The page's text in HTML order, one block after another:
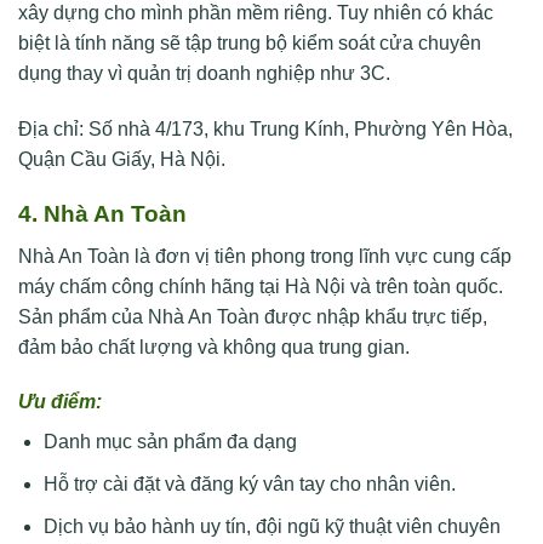
xây dựng cho mình phần mềm riêng. Tuy nhiên có khác
biệt là tính năng sẽ tập trung bộ kiểm soát cửa chuyên
dụng thay vì quản trị doanh nghiệp như 3C.
Địa chỉ: Số nhà 4/173, khu Trung Kính, Phường Yên Hòa,
Quận Cầu Giấy, Hà Nội.
4. Nhà An Toàn
Nhà An Toàn là đơn vị tiên phong trong lĩnh vực cung cấp
máy chấm công chính hãng tại Hà Nội và trên toàn quốc.
Sản phẩm của Nhà An Toàn được nhập khẩu trực tiếp,
đảm bảo chất lượng và không qua trung gian.
Ưu điểm:
Danh mục sản phẩm đa dạng
Hỗ trợ cài đặt và đăng ký vân tay cho nhân viên.
Dịch vụ bảo hành uy tín, đội ngũ kỹ thuật viên chuyên